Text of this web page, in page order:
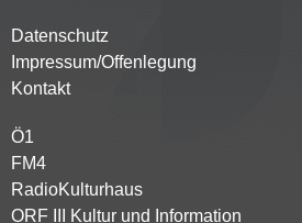
Kontaktmenü
Datenschutz
Impressum/Offenlegung
Kontakt
Partnersender
Ö1
FM4
RadioKulturhaus
ORF III Kultur und Information